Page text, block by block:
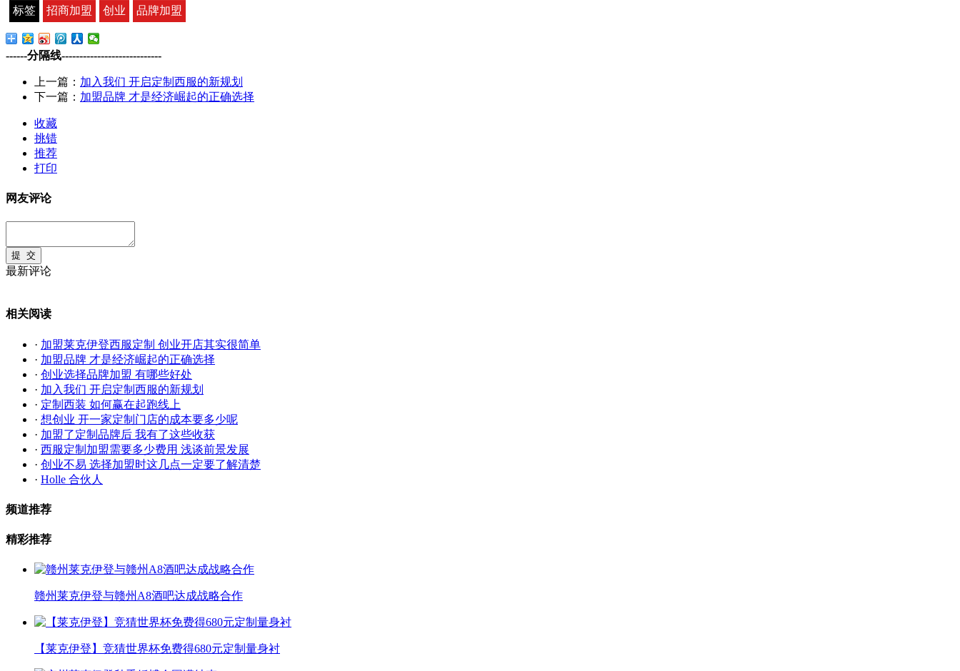
标签
招商加盟 创业 品牌加盟
------分隔线----------------------------
上一篇： 加入我们 开启定制西服的新规划
下一篇： 加盟品牌 才是经济崛起的正确选择
收藏
挑错
推荐
打印
网友评论
最新评论
相关阅读
· 加盟莱克伊登西服定制 创业开店其实很简单
· 加盟品牌 才是经济崛起的正确选择
· 创业选择品牌加盟 有哪些好处
· 加入我们 开启定制西服的新规划
· 定制西装 如何赢在起跑线上
· 想创业 开一家定制门店的成本要多少呢
· 加盟了定制品牌后 我有了这些收获
· 西服定制加盟需要多少费用 浅谈前景发展
· 创业不易 选择加盟时这几点一定要了解清楚
· Holle 合伙人
频道推荐
精彩推荐
赣州莱克伊登与赣州A8酒吧达成战略合作
【莱克伊登】竞猜世界杯免费得680元定制量身衬